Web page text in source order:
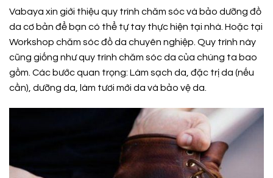
Vabaya xin giới thiệu quy trình chăm sóc và bảo dưỡng đồ
da cơ bản để bạn có thể tự tay thực hiện tại nhà. Hoặc tại
Workshop chăm sóc đồ da chuyên nghiệp. Quy trình này
cũng giống như quy trình chăm sóc da của chúng ta bao
gồm. Các bước quan trọng: Làm sạch da, đặc trị da (nếu
cần), dưỡng da, làm tươi mới da và bảo vệ da.